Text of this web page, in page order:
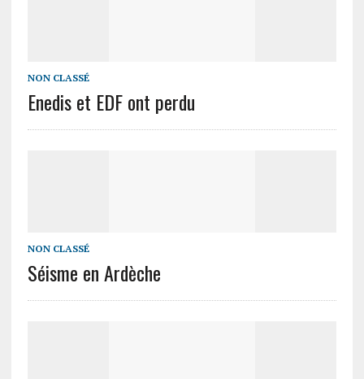
NON CLASSÉ
Enedis et EDF ont perdu
NON CLASSÉ
Séisme en Ardèche